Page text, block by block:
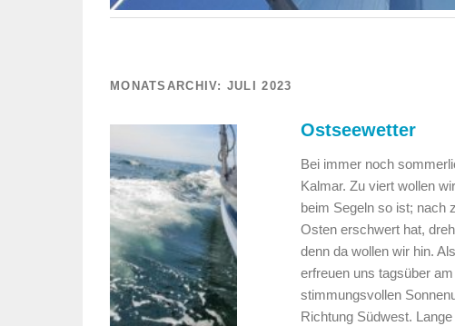
MONATSARCHIV: JULI 2023
Ostseewetter
Bei immer noch
Kalmar. Zu viert wollen
beim Segeln so ist; nach
Osten erschwert hat,
denn da wollen wir hin.
erfreuen uns tagsüber
stimmungsvollen
Richtung Südwest.